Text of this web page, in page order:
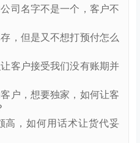
司名字不是一个，客户不
，但是又不想打预付怎么
客户接受我们没有账期并
户，想要独家，如何让客
高，如何用话术让货代妥